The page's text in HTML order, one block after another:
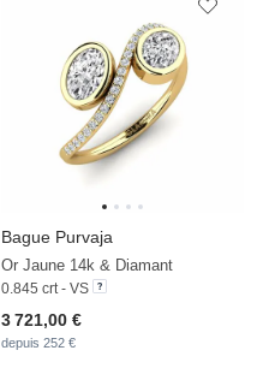
Bague Purvaja
Or Jaune 14k & Diamant
0.845 crt - VS
3 721,00 €
depuis 252 €